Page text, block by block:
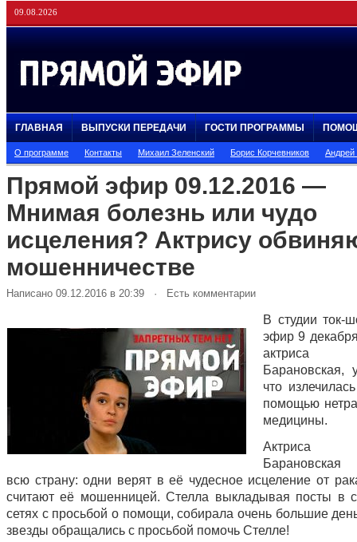
09.08.2026
ГЛАВНАЯ ВЫПУСКИ ПЕРЕДАЧИ ГОСТИ ПРОГРАММЫ
О программе Контакты Михаил Зеленский Борис Корчевников
Прямой эфир 09.12.2016 —
Мнимая болезнь или чудо
исцеления? Актрису
мошенничестве
Написано 09.12.2016 в 20:39 · Есть комментарии
В студии ток-
эфир 9
актриса
Барановская,
что
помощью
медицины.
Актриса
Барановская
всю страну: одни верят в её чудесное исцеление от
считают её мошенницей. Стелла выкладывая посты в
сетях с просьбой о помощи, собирала очень большие
звезды обращались с просьбой помочь Стелле!